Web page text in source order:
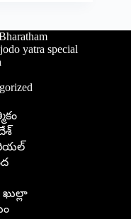
yatra special